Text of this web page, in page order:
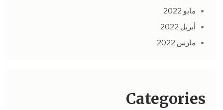
مايو 2022
أبريل 2022
مارس 2022
Categories